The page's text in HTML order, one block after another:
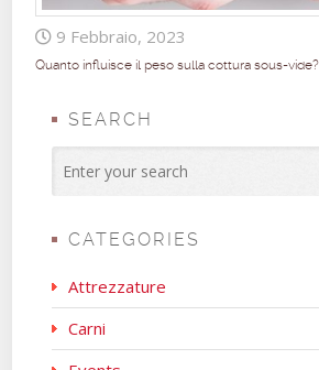
9 Febbraio, 2023
Quanto influisce il peso sulla cottura sous-vide?
SEARCH
CATEGORIES
Attrezzature
Carni